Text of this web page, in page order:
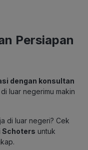
Persiapan
dengan konsultan
luar negerimu makin
di luar negeri? Cek
Schoters untuk